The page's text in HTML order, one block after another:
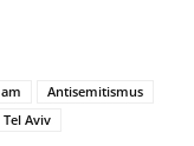
Antisemitismus
Tel Aviv